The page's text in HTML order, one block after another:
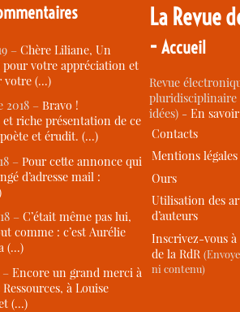
–Chère Liliane, Un
votre appréciation et
votre (…)
2018 –Bravo !
et riche présentation de ce
et érudit. (…)
–Pour cette annonce qui
d’adresse mail :
–C’était même pas lui,
comme : c’est Aurélie
(…)
–Encore un grand merci à
à Louise
(…)
La Revue
-Accueil
Revue
idées) -En
Contacts
Mentions légales
Ours
Utilisation des
d’auteurs
Inscrivez-vous
de la RdR
ni contenu)